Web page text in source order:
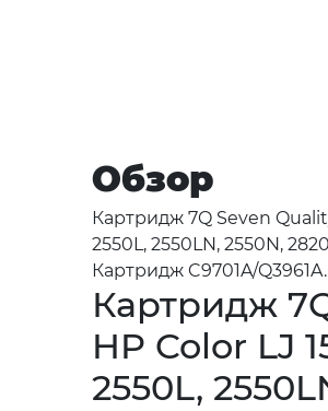
Обзор
Картридж 7Q Seven
2550L, 2550LN, 2550N,
Картридж C9701A/
Картридж
HP Color LJ
2550L,